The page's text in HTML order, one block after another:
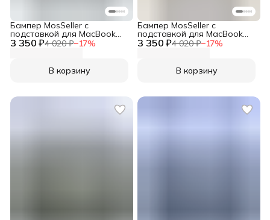
3 350 ₽4 020 ₽−17%
Бампер MosSeller c
подставкой для MacBook
Pro 14 (M1 Pro/Max, M3, M4,
В корзину
3 350 ₽4 020 ₽−17%
Бампер MosSeller c
подставкой для MacBook
Pro 14 (M1 Pro/Max, M3, M4,
В корзину